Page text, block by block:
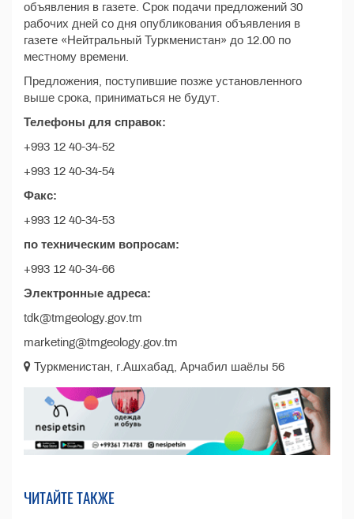
объявления в газете. Срок подачи предложений 30
рабочих дней со дня опубликования объявления в
газете «Нейтральный Туркменистан» до 12.00 по
местному времени.
Предложения, поступившие позже установленного
выше срока, приниматься не будут.
Телефоны для справок:
+993 12 40-34-52
+993 12 40-34-54
Факс:
+993 12 40-34-53
по техническим вопросам:
+993 12 40-34-66
Электронные адреса:
tdk@tmgeology.gov.tm
marketing@tmgeology.gov.tm
Туркменистан, г.Ашхабад, Арчабил шаёлы 56
ЧИТАЙТЕ ТАКЖЕ